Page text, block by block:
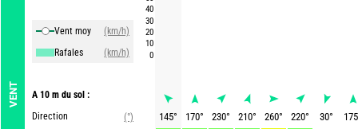
VENT
Vent moy
(km/h)
Rafales
(km/h)
A 10 m du sol :
Direction
(°)
40
30
20
10
0
145° 170° 230° 210° 260° 220° 30°
175